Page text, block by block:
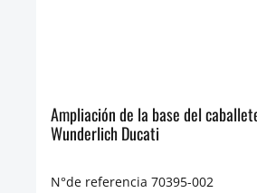
Ampliación de la base del
Wunderlich Ducati
N°de referencia 70395-002